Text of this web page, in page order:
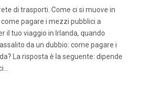
di trasporti. Come ci si muove in
pagare i mezzi pubblici a
il tuo viaggio in Irlanda, quando
da un dubbio: come pagare i
La risposta è la seguente: dipende